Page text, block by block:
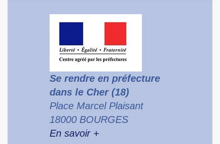
Se rendre en préfecture
dans le Cher (18)
Place Marcel Plaisant
18000 BOURGES
En savoir +